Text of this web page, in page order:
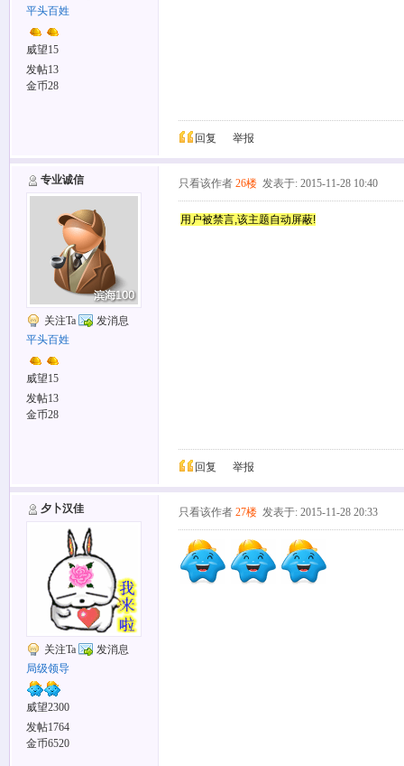
平头百姓
威望15
发帖13
金币28
回复 举报
专业诚信
关注Ta
发消息
平头百姓
威望15
发帖13
金币28
只看该作者 26楼 发表于: 2015-11-28 10:40
用户被禁言,该主题自动屏蔽!
回复 举报
夕卜汉佳
关注Ta
发消息
局级领导
威望2300
发帖1764
金币6520
只看该作者 27楼 发表于: 2015-11-28 20:33